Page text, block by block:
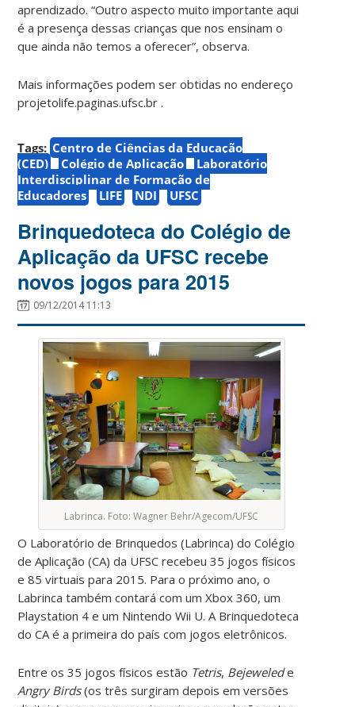
aprendizado. “Outro aspecto muito importante aqui
é a presença dessas crianças que nos ensinam o
que ainda não temos a oferecer”, observa.
Mais informações podem ser obtidas no endereço
projetolife.paginas.ufsc.br .
Tags: Centro de Ciências da Educação
(CED)
Colégio de Aplicação
Laboratório
Interdisciplinar de Formação de
Educadores
LIFE NDI UFSC
Brinquedoteca do Colégio de
Aplicação da UFSC recebe
novos jogos para 2015
09/12/2014 11:13
Labrinca. Foto: Wagner Behr/Agecom/UFSC
O Laboratório de Brinquedos (Labrinca) do Colégio
de Aplicação (CA) da UFSC recebeu 35 jogos físicos
e 85 virtuais para 2015. Para o próximo ano, o
Labrinca também contará com um Xbox 360, um
Playstation 4 e um Nintendo Wii U. A Brinquedoteca
do CA é a primeira do país com jogos eletrônicos.
Entre os 35 jogos físicos estão Tetris, Bejewelede
Angry Birds(os três surgiram depois em versões